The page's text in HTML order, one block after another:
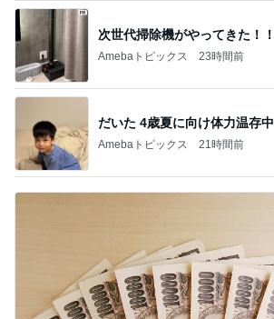
次世代掃除機がやってきた！！
Amebaトピックス 23時間前
だいた 4歳夏に向け体力温存中
Amebaトピックス 21時間前